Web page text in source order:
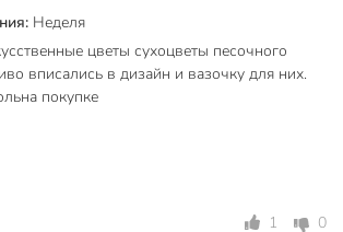
ветка
напольный
на балкон
Неделя
цветы сухоцветы песочного
вписались в дизайн и вазочку для них.
покупке
1 0